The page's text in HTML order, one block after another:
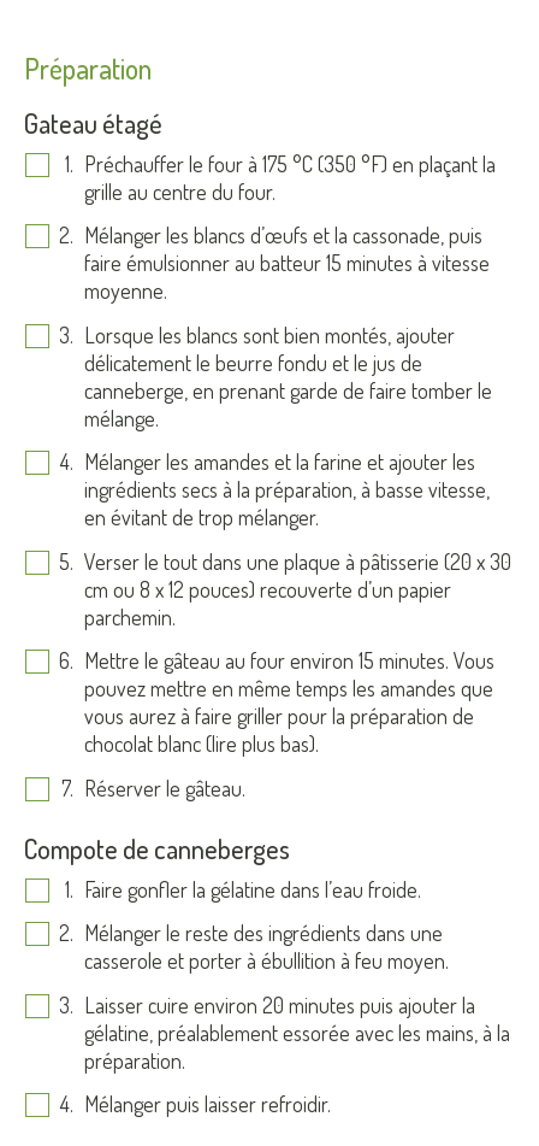
Préparation
Gateau étagé
Préchauffer le four à 175 °C (350 °F) en plaçant la
grille au centre du four.
Mélanger les blancs d’œufs et la cassonade, puis
faire émulsionner au batteur 15 minutes à vitesse
moyenne.
Lorsque les blancs sont bien montés, ajouter
délicatement le beurre fondu et le jus de
canneberge, en prenant garde de faire tomber le
mélange.
Mélanger les amandes et la farine et ajouter les
ingrédients secs à la préparation, à basse vitesse,
en évitant de trop mélanger.
Verser le tout dans une plaque à pâtisserie (20 x 30
cm ou 8 x 12 pouces) recouverte d’un papier
parchemin.
Mettre le gâteau au four environ 15 minutes. Vous
pouvez mettre en même temps les amandes que
vous aurez à faire griller pour la préparation de
chocolat blanc (lire plus bas).
Réserver le gâteau.
Compote de canneberges
Faire gonfler la gélatine dans l’eau froide.
Mélanger le reste des ingrédients dans une
casserole et porter à ébullition à feu moyen.
Laisser cuire environ 20 minutes puis ajouter la
gélatine, préalablement essorée avec les mains, à la
préparation.
Mélanger puis laisser refroidir.